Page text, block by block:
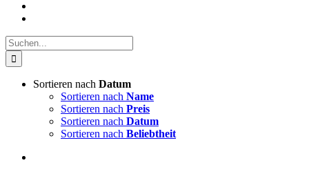
Suche
nach:
Sortieren nach Datum
Sortieren nach Name
Sortieren nach Preis
Sortieren nach Datum
Sortieren nach Beliebtheit